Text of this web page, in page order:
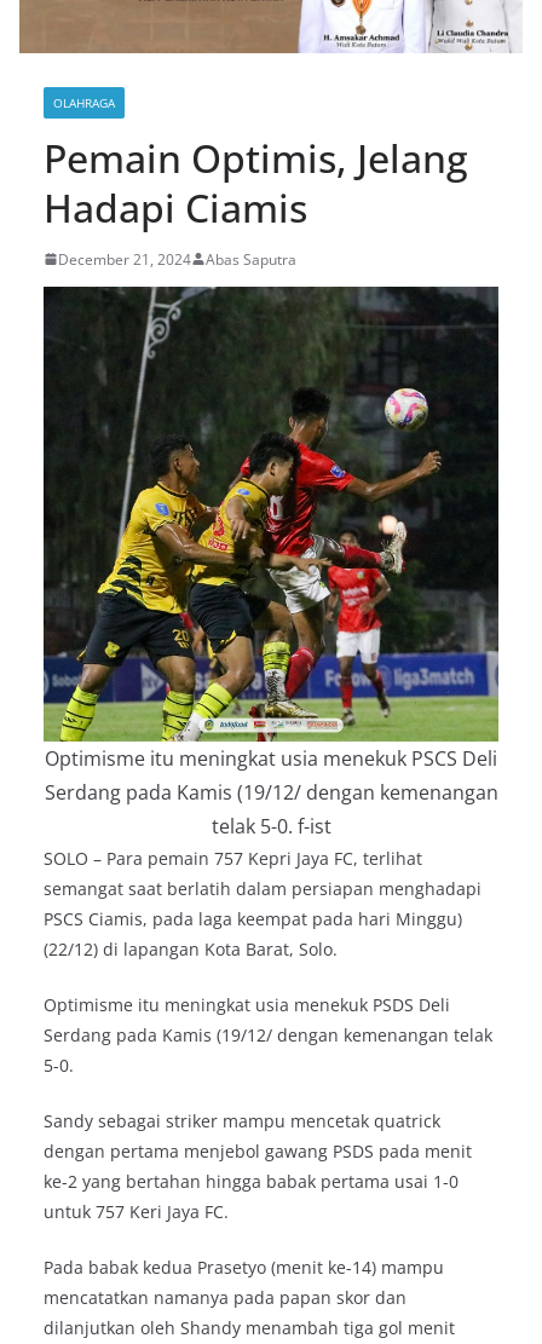
OLAHRAGA
Pemain Optimis, Jelang
Hadapi Ciamis
December 21, 2024 Abas Saputra
Optimisme itu meningkat usia menekuk PSCS Deli
Serdang pada Kamis (19/12/ dengan kemenangan
telak 5-0. f-ist
SOLO – Para pemain 757 Kepri Jaya FC, terlihat
semangat saat berlatih dalam persiapan menghadapi
PSCS Ciamis, pada laga keempat pada hari Minggu)
(22/12) di lapangan Kota Barat, Solo.
Optimisme itu meningkat usia menekuk PSDS Deli
Serdang pada Kamis (19/12/ dengan kemenangan telak
5-0.
Sandy sebagai striker mampu mencetak quatrick
dengan pertama menjebol gawang PSDS pada menit
ke-2 yang bertahan hingga babak pertama usai 1-0
untuk 757 Keri Jaya FC.
Pada babak kedua Prasetyo (menit ke-14) mampu
mencatatkan namanya pada papan skor dan
dilanjutkan oleh Shandy menambah tiga gol menit